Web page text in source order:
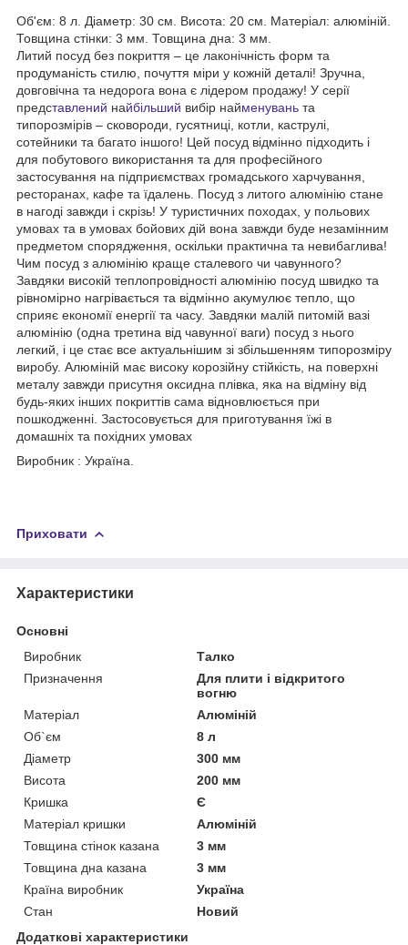
Об'єм: 8 л. Діаметр: 30 см. Висота: 20 см. Матеріал: алюміній.
Товщина стінки: 3 мм. Товщина дна: 3 мм.
Литий посуд без покриття – це лаконічність форм та
продуманість стилю, почуття міри у кожній деталі! Зручна,
довговічна та недорога вона є лідером продажу! У серії
представлений найбільший вибір найменувань та
типорозмірів – сковороди, гусятниці, котли, каструлі,
сотейники та багато іншого! Цей посуд відмінно підходить і
для побутового використання та для професійного
застосування на підприємствах громадського харчування,
ресторанах, кафе та їдалень. Посуд з литого алюмінію стане
в нагоді завжди і скрізь! У туристичних походах, у польових
умовах та в умовах бойових дій вона завжди буде незамінним
предметом спорядження, оскільки практична та невибаглива!
Чим посуд з алюмінію краще сталевого чи чавунного?
Завдяки високій теплопровідності алюмінію посуд швидко та
рівномірно нагрівається та відмінно акумулює тепло, що
сприяє економії енергії та часу. Завдяки малій питомій вазі
алюмінію (одна третина від чавунної ваги) посуд з нього
легкий, і це стає все актуальнішим зі збільшенням типорозміру
виробу. Алюміній має високу корозійну стійкість, на поверхні
металу завжди присутня оксидна плівка, яка на відміну від
будь-яких інших покриттів сама відновлюється при
пошкодженні. Застосовується для приготування їжі в
домашніх та похідних умовах
Виробник : Україна.
Приховати
Характеристики
Основні
Виробник
Талко
Призначення
Для плити і відкритого
вогню
Матеріал
Алюміній
Об`єм
8 л
Діаметр
300 мм
Висота
200 мм
Кришка
Є
Матеріал кришки
Алюміній
Товщина стінок казана
3 мм
Товщина дна казана
3 мм
Країна виробник
Україна
Стан
Новий
Додаткові характеристики